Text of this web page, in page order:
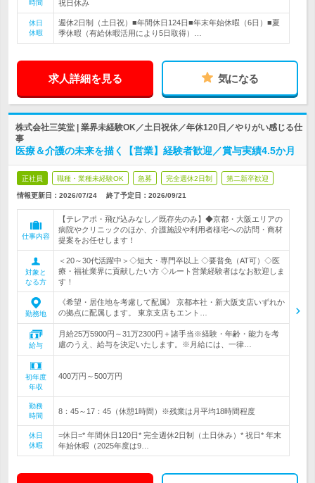
時間
祝日休み
休日
休暇
週休2日制（土日祝）■年間休日124日■年末年始休暇（6日）■夏
季休暇（有給休暇活用により5日取得）…
求人詳細を見る 気になる
株式会社三笑堂 | 業界未経験OK／土日祝休／年休120日／やりがい感じる仕
事
医療＆介護の未来を描く【営業】経験者歓迎／賞与実績4.5か月
正社員 職種・業種未経験OK 急募 完全週休2日制 第二新卒歓迎
情報更新日：2026/07/24 終了予定日： 2026/09/21
仕事内容
【テレアポ・飛び込みなし／既存先のみ】◆京都・大阪エリアの
病院やクリニックのほか、介護施設や利用者様宅への訪問・商材
提案をお任せします！
対象と
なる方
＜20～30代活躍中＞◇短大・専門卒以上 ◇要普免（AT可）◇医
療・福祉業界に貢献したい方 ◇ルート営業経験者はなお歓迎しま
す！
勤務地
《希望・居住地を考慮して配属》 京都本社・新大阪支店いずれか
の拠点に配属します。 東京支店もエント…
給与
月給25万5900円～31万2300円＋諸手当※経験・年齢・能力を考
慮のうえ、給与を決定いたします。※月給には、一律…
初年度
年収
400万円～500万円
勤務
時間
8：45～17：45（休憩1時間）※残業は月平均18時間程度
休日
休暇
=休日=* 年間休日120日* 完全週休2日制（土日休み）* 祝日* 年末
年始休暇（2025年度は9…